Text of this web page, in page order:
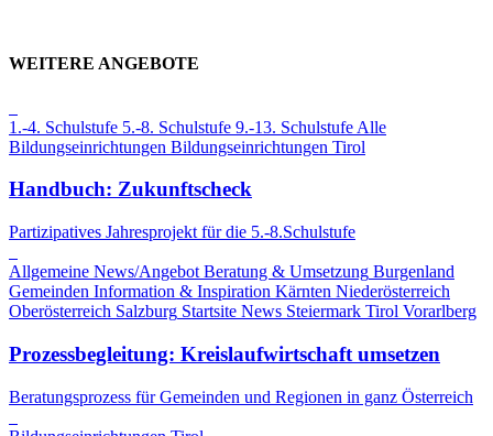
WEITERE ANGEBOTE
1.-4. Schulstufe 5.-8. Schulstufe 9.-13. Schulstufe Alle
Bildungseinrichtungen Bildungseinrichtungen Tirol
Handbuch: Zukunftscheck
Partizipatives Jahresprojekt für die 5.-8.Schulstufe
Allgemeine News/Angebot Beratung & Umsetzung Burgenland
Gemeinden Information & Inspiration Kärnten Niederösterreich
Oberösterreich Salzburg Startsite News Steiermark Tirol Vorarlberg
Prozessbegleitung: Kreislaufwirtschaft umsetzen
Beratungsprozess für Gemeinden und Regionen in ganz Österreich